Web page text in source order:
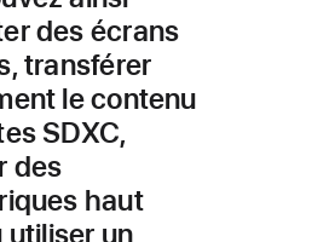
des écrans
transférer
le contenu
SDXC,
des
haut
utiliser un